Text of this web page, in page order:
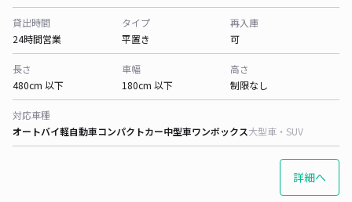
貸出時間
24時間営業
タイプ
平置き
再入庫
可
長さ
480cm 以下
車幅
180cm 以下
高さ
制限なし
対応車種
オートバイ軽自動車コンパクトカー中型車ワンボックス大型車・SUV
詳細へ